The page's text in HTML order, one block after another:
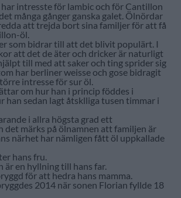
har intresste för lambic och för Cantillon
många gånger ganska galet. Ölnördar
att trejda bort sina familjer för att få
öl.
som bidrar till att det blivit populärt. I
att det de äter och dricker är naturligt
till med att saker och ting sprider sig
har berliner weisse och gose bidragit
intresse för sur öl.
om hur han i princip föddes i
han sedan lagt åtsklliga tusen timmar i
i allra högsta grad ett
det märks på ölnamnen att familjen är
närhet har nämligen fått öl uppkallade
hans fru.
är en hyllning till hans far.
för att hedra hans mamma.
2014 när sonen Florian fyllde 18